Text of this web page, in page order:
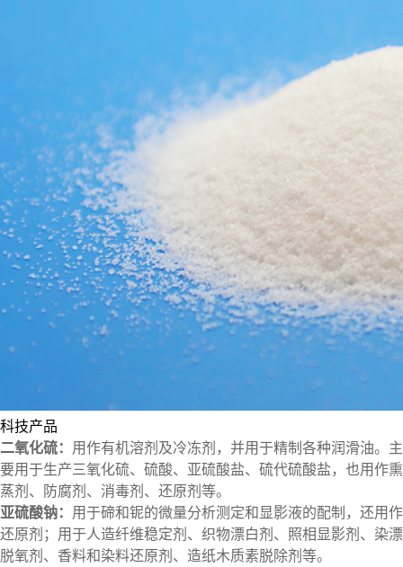
科技产品
二氧化硫： 用作有机溶剂及冷冻剂，并用于精制各种润滑油。主
要用于生产三氧化硫、硫酸、亚硫酸盐、硫代硫酸盐，也用作熏
蒸剂、防腐剂、消毒剂、还原剂等。
亚硫酸钠： 用于碲和铌的微量分析测定和显影液的配制，还用作
还原剂；用于人造纤维稳定剂、织物漂白剂、照相显影剂、染漂
脱氧剂、香料和染料还原剂、造纸木质素脱除剂等。